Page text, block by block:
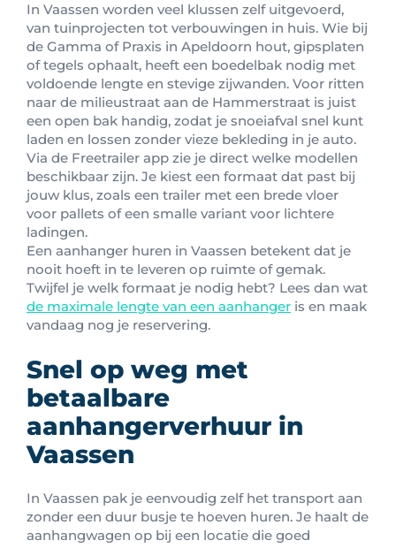
In Vaassen worden veel klussen zelf uitgevoerd,
van tuinprojecten tot verbouwingen in huis. Wie bij
de Gamma of Praxis in Apeldoorn hout, gipsplaten
of tegels ophaalt, heeft een boedelbak nodig met
voldoende lengte en stevige zijwanden. Voor ritten
naar de milieustraat aan de Hammerstraat is juist
een open bak handig, zodat je snoeiafval snel kunt
laden en lossen zonder vieze bekleding in je auto.
Via de Freetrailer app zie je direct welke modellen
beschikbaar zijn. Je kiest een formaat dat past bij
jouw klus, zoals een trailer met een brede vloer
voor pallets of een smalle variant voor lichtere
ladingen.
Een aanhanger huren in Vaassen betekent dat je
nooit hoeft in te leveren op ruimte of gemak.
Twijfel je welk formaat je nodig hebt? Lees dan wat
de maximale lengte van een aanhanger is en maak
vandaag nog je reservering.
Snel op weg met
betaalbare
aanhangerverhuur in
Vaassen
In Vaassen pak je eenvoudig zelf het transport aan
zonder een duur busje te hoeven huren. Je haalt de
aanhangwagen op bij een locatie die goed